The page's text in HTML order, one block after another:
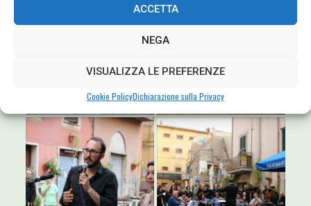
ACCETTA
NEGA
VISUALIZZA LE PREFERENZE
Cookie PolicyDichiarazione sulla Privacy